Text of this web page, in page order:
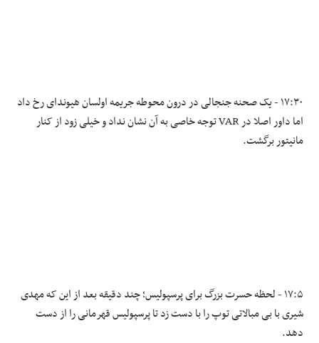
۱۷:۳۰ - یک صحنه جنجالی در درون محوطه جریمه اولسان هیوندای رخ داد
اما داور اصلا در VAR توجه خاصی به آن نشان نداد و خیلی زود از کنار
مانیتور برگشت.
۱۷:۵ - لحظه حسرت بزرگ برای پرسپولیس؛ چند دقیقه بعد از این که مهدی
شیری با بی مبالاتی توپ را با دست زد تا پرسپولیس قهرمانی را از دست
دهد.